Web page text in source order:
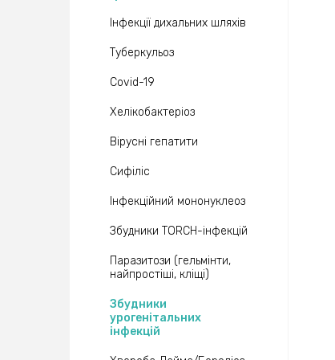
Інфекції дихальних шляхів
Туберкульоз
Covid-19
Хелікобактеріоз
Вірусні гепатити
Сифіліс
Інфекційний мононуклеоз
Збудники TORCH-інфекцій
Паразитози (гельмінти,
найпростіші, кліщі)
Збудники
урогенітальних
інфекцій